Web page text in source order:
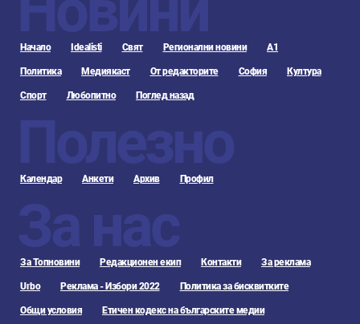
Начало Idealisti Свят Регионални новини А1
Политика Медиякаст От редакторите София Култура
Спорт Любопитно Поглед назад
Полезно
Календар Анкети Архив Профил
За нас
За Топновини Редакционен екип Контакти За реклама
Urbo Реклама - Избори 2022 Политика за бисквитките
Общи условия Етичен кодекс на българските медии